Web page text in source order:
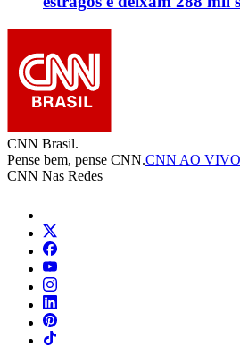
CNN Brasil.
Pense bem, pense CNN.CNN AO VIVO
CNN Nas Redes